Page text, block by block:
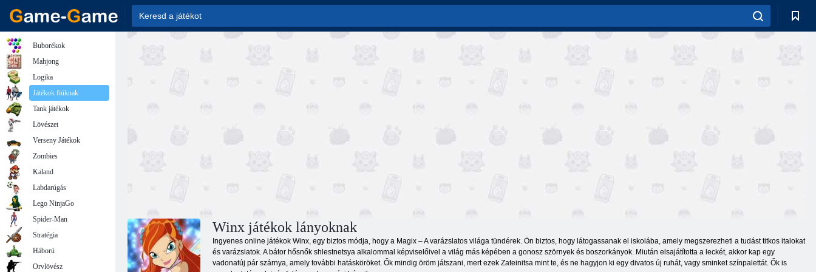
Winx játékok lányoknak
Ingyenes online játékok Winx, egy biztos módja, hogy a Magix – A varázslatos világa tündérek. Ön biztos, hogy látogassanak el iskolába, amely megszerezheti a tudást titkos italokat
és varázslatok. A bátor hősnők shlestnetsya alkalommal képviselőivel a világ más képében a gonosz szörnyek és boszorkányok. Miután elsajátította a leckét, akkor kap egy
vadonatúj pár szárnya, amely további hatásköröket. Ők mindig öröm játszani, mert ezek Zateinitsa mint te, és ne hagyjon ki egy divatos új ruhát, vagy sminket színpalettát. Ők is
Buborékok
Mahjong
Logika
Játékok fiúknak
Tank játékok
Lövészet
Verseny Játékok
Zombies
Kaland
Labdarúgás
Lego NinjaGo
Spider-Man
Stratégia
Háború
Orvlövész